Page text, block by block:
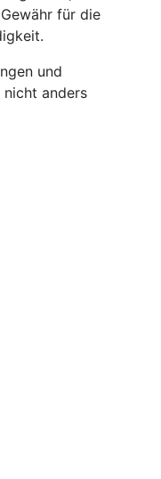
für die
und
nicht anders